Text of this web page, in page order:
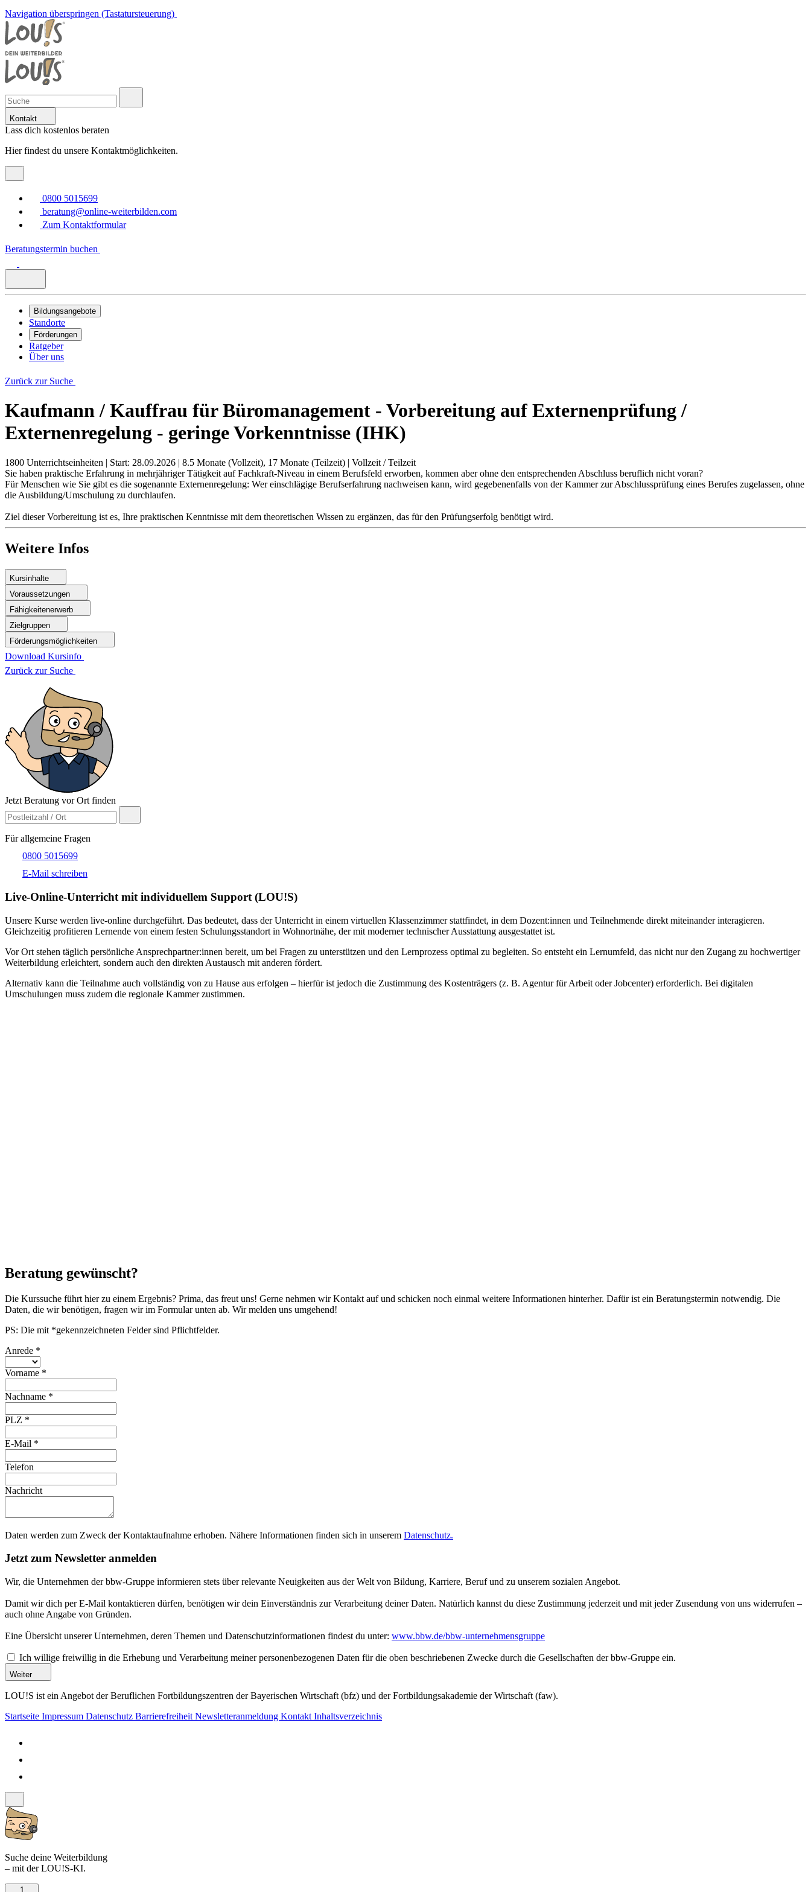
Navigation überspringen (Tastatursteuerung)
Kontakt
Lass dich kostenlos beraten
Hier findest du unsere Kontaktmöglichkeiten.
0800 5015699
beratung@online-weiterbilden.com
Zum Kontaktformular
Beratungstermin buchen
Bildungsangebote
Standorte
Förderungen
Ratgeber
Über uns
Zurück zur Suche
Kaufmann / Kauffrau für Büromanagement - Vorbereitung auf Externenprüfung /
Externenregelung - geringe Vorkenntnisse (IHK)
1800 Unterrichtseinheiten | Start: 28.09.2026 | 8.5 Monate (Vollzeit), 17 Monate (Teilzeit) | Vollzeit / Teilzeit
Sie haben praktische Erfahrung in mehrjähriger Tätigkeit auf Fachkraft-Niveau in einem Berufsfeld erworben, kommen aber ohne den entsprechenden Abschluss beruflich nicht voran?
Für Menschen wie Sie gibt es die sogenannte Externenregelung: Wer einschlägige Berufserfahrung nachweisen kann, wird gegebenenfalls von der Kammer zur Abschlussprüfung eines Berufes zugelassen, ohne
die Ausbildung/Umschulung zu durchlaufen.
Ziel dieser Vorbereitung ist es, Ihre praktischen Kenntnisse mit dem theoretischen Wissen zu ergänzen, das für den Prüfungserfolg benötigt wird.
Weitere Infos
Kursinhalte
Voraussetzungen
Fähigkeitenerwerb
Zielgruppen
Förderungsmöglichkeiten
Download Kursinfo
Zurück zur Suche
Jetzt Beratung vor Ort finden
Für allgemeine Fragen
0800 5015699
E-Mail schreiben
Live-​Online-Unterricht mit individuellem Support (LOU!S)
Unsere Kurse werden live-online durchgeführt. Das bedeutet, dass der Unterricht in einem virtuellen Klassenzimmer stattfindet, in dem Dozent:innen und Teilnehmende direkt miteinander interagieren.
Gleichzeitig profitieren Lernende von einem festen Schulungsstandort in Wohnortnähe, der mit moderner technischer Ausstattung ausgestattet ist.
Vor Ort stehen täglich persönliche Ansprechpartner:innen bereit, um bei Fragen zu unterstützen und den Lernprozess optimal zu begleiten. So entsteht ein Lernumfeld, das nicht nur den Zugang zu hochwertiger
Weiterbildung erleichtert, sondern auch den direkten Austausch mit anderen fördert.
Alternativ kann die Teilnahme auch vollständig von zu Hause aus erfolgen – hierfür ist jedoch die Zustimmung des Kostenträgers (z. B. Agentur für Arbeit oder Jobcenter) erforderlich. Bei digitalen
Umschulungen muss zudem die regionale Kammer zustimmen.
Beratung gewünscht?
Die Kurssuche führt hier zu einem Ergebnis? Prima, das freut uns! Gerne nehmen wir Kontakt auf und schicken noch einmal weitere Informationen hinterher. Dafür ist ein Beratungstermin notwendig. Die
Daten, die wir benötigen, fragen wir im Formular unten ab. Wir melden uns umgehend!
PS: Die mit *gekennzeichneten Felder sind Pflichtfelder.
Anrede *
Vorname *
Nachname *
PLZ *
E-Mail *
Telefon
Nachricht
Daten werden zum Zweck der Kontaktaufnahme erhoben. Nähere Informationen finden sich in unserem Datenschutz.
Jetzt zum Newsletter anmelden
Wir, die Unternehmen der bbw-Gruppe informieren stets über relevante Neuigkeiten aus der Welt von Bildung, Karriere, Beruf und zu unserem sozialen Angebot.
Damit wir dich per E-Mail kontaktieren dürfen, benötigen wir dein Einverständnis zur Verarbeitung deiner Daten. Natürlich kannst du diese Zustimmung jederzeit und mit jeder Zusendung von uns widerrufen –
auch ohne Angabe von Gründen.
Eine Übersicht unserer Unternehmen, deren Themen und Datenschutzinformationen findest du unter: www.bbw.de/bbw-unternehmensgruppe
Ich willige freiwillig in die Erhebung und Verarbeitung meiner personenbezogenen Daten für die oben beschriebenen Zwecke durch die Gesellschaften der bbw-Gruppe ein.
Weiter
LOU!S ist ein Angebot der Beruflichen Fortbildungszentren der Bayerischen Wirtschaft (bfz) und der Fortbildungsakademie der Wirtschaft (faw).
Startseite Impressum Datenschutz Barrierefreiheit Newsletteranmeldung Kontakt Inhaltsverzeichnis
Suche deine Weiterbildung
– mit der LOU!S-KI.
1